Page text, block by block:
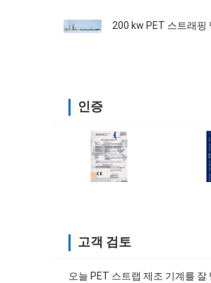
200 kw PET 스트래핑
인증
고객 검토
오늘 PET 스트랩 제조 기계를 잘